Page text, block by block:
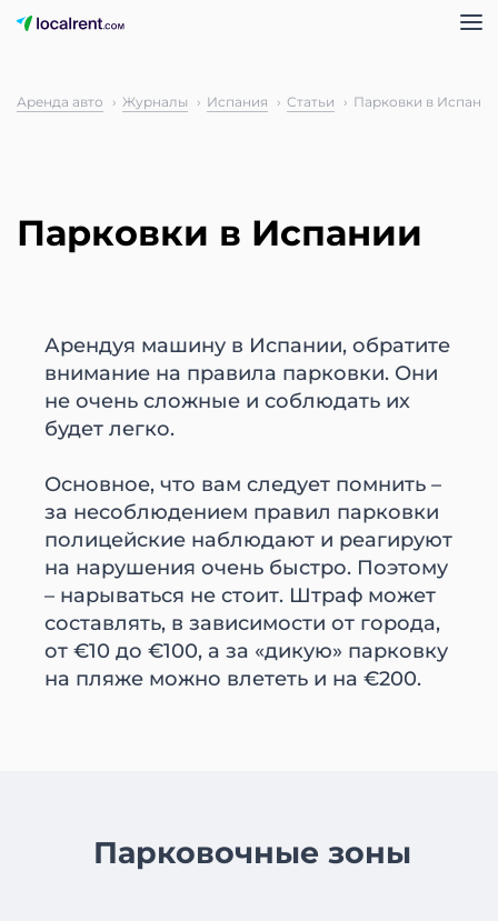
Аренда авто Журналы Испания Статьи Парковки в Испании
Парковки в Испании
Арендуя машину в Испании, обратите
внимание на правила парковки. Они
не очень сложные и соблюдать их
будет легко.
Основное, что вам следует помнить –
за несоблюдением правил парковки
полицейские наблюдают и реагируют
на нарушения очень быстро. Поэтому
– нарываться не стоит. Штраф может
составлять, в зависимости от города,
от €10 до €100, а за «дикую» парковку
на пляже можно влететь и на €200.
Парковочные зоны